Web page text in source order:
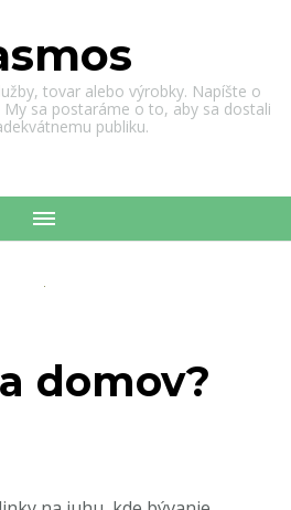
tovar alebo výrobky. Napíšte o
My sa postaráme o to, aby sa dostali
publiku.
domov?